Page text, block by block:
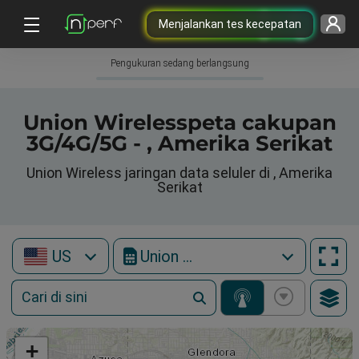
Menjalankan tes kecepatan
Pengukuran sedang berlangsung
Union Wirelesspeta cakupan
3G/4G/5G - , Amerika Serikat
Union Wireless jaringan data seluler di , Amerika
Serikat
US Union Wireless
+